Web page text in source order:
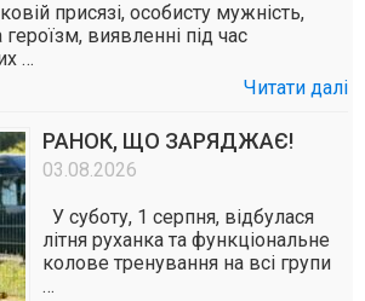
присязі, особисту мужність,
героїзм, виявленні під час
…
Читати далі
РАНОК, ЩО ЗАРЯДЖАЄ!
03.08.2026
У суботу, 1 серпня, відбулася
літня руханка та функціональне
колове тренування на всі групи
…